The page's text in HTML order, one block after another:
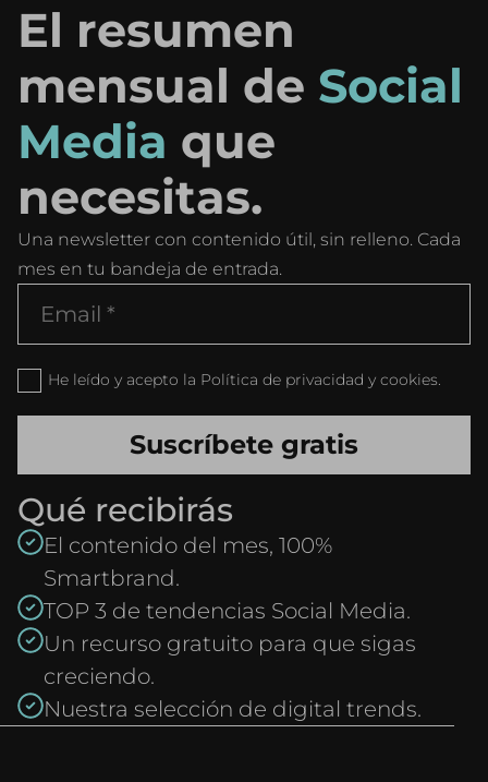
El resumen
mensual de Social
Media que
necesitas.
Una newsletter con contenido útil, sin relleno. Cada
mes en tu bandeja de entrada.
He leído y acepto la Política de privacidad y cookies.
Qué recibirás
El contenido del mes, 100%
Smartbrand.
TOP 3 de tendencias Social Media.
Un recurso gratuito para que sigas
creciendo.
Nuestra selección de digital trends.